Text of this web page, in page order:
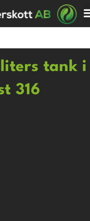
10000
tank i
316